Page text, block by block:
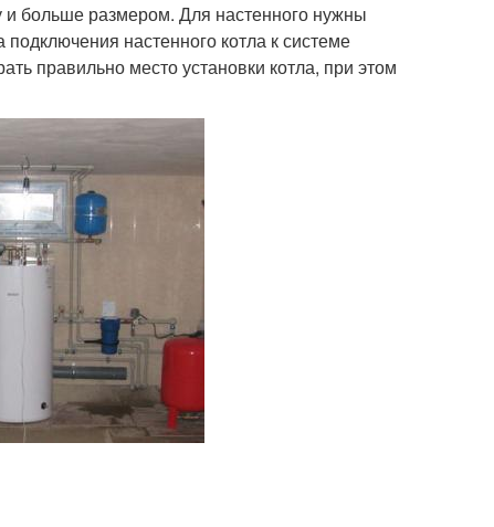
и больше размером. Для настенного нужны
настенного котла к системе
правильно место установки котла, при этом